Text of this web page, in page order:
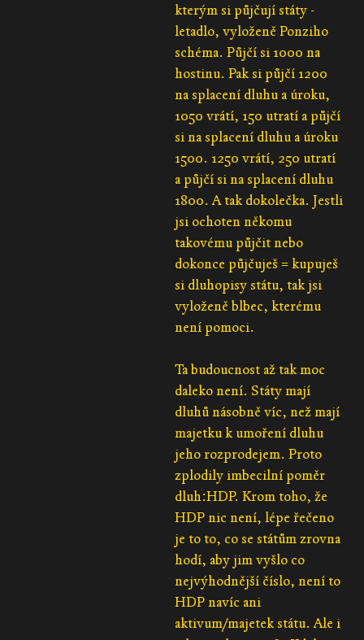
kterým si půjčují státy -
letadlo, vyloženě Ponziho
schéma. Půjčí si 1000 na
hostinu. Pak si půjčí 1200
na splacení dluhu a úroku,
1050 vrátí, 150 utratí a půjčí
si na splacení dluhu a úroku
1500. 1250 vrátí, 250 utratí
a půjčí si na splacení dluhu
1800. A tak dokolečka. Jestli
jsi ochoten někomu
takovému půjčit nebo
dokonce půjčuješ = kupuješ
si dluhopisy státu, tak jsi
vyloženě blbec, kterému
není pomoci.
Ta budoucnost až tak moc
daleko není. Státy mají
dluhů násobně víc, než mají
majetku k umoření dluhu
jeho rozprodejem. Proto
zplodily imbecilní poměr
dluh:HDP. Krom toho, že
HDP nic není, lépe řečeno
je to to, co se státům zrovna
hodí, aby jim vyšlo co
nejvýhodnější číslo, není to
HDP navíc ani
aktivum/majetek státu. Ale i